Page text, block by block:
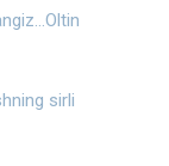
sirli